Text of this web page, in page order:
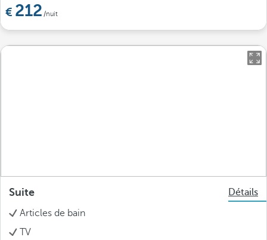
212 /nuit
Suite
Détails
Articles de bain
TV